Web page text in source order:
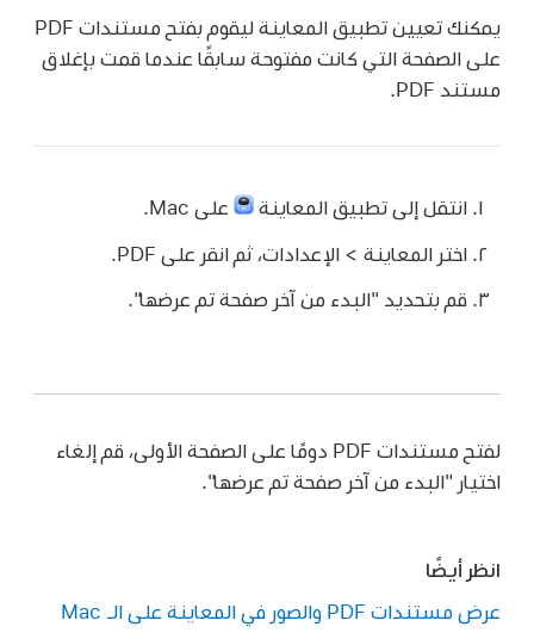
يمكنك تعيين تطبيق المعاينة ليقوم بفتح مستندات PDF
على الصفحة التي كانت مفتوحة سابقًا عندما قمت بإغلاق
مستند PDF.
انتقل إلى تطبيق المعاينة على Mac.
اختر المعاينة > الإعدادات، ثم انقر على PDF.
قم بتحديد "البدء من آخر صفحة تم عرضها".
لفتح مستندات PDF دومًا على الصفحة الأولى، قم إلغاء
اختيار "البدء من آخر صفحة تم عرضها".
انظر أيضًا
عرض مستندات PDF والصور في المعاينة على الـ Mac